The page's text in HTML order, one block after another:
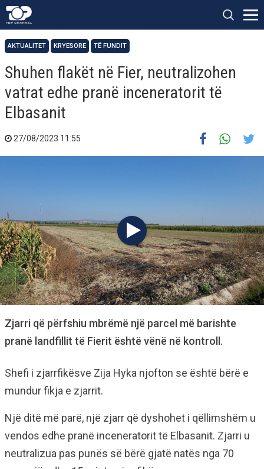
AKTUALITET KRYESORE TË FUNDIT
Shuhen flakët në Fier, neutralizohen
vatrat edhe pranë inceneratorit të
Elbasanit
27/08/2023 11:55
Zjarri që përfshiu mbrëmë një parcel më barishte
pranë landfillit të Fierit është vënë në kontroll.
Shefi i zjarrfikësve Zija Hyka njofton se është bërë e
mundur fikja e zjarrit.
Një ditë më parë, një zjarr që dyshohet i qëllimshëm u
vendos edhe pranë inceneratorit të Elbasanit. Zjarri u
neutralizua pas punës së bërë gjatë natës nga 70